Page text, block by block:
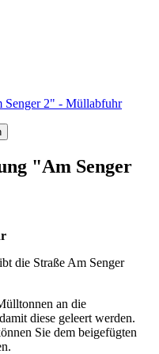
Senger 2" - Müllabfuhr
"Am Senger
die Straße Am Senger
an die
diese geleert werden.
Sie dem beigefügten